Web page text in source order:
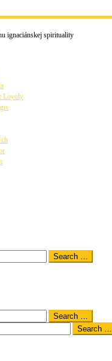
ignaciánskej spirituality
Loyoly
Search …
Search …
Search …